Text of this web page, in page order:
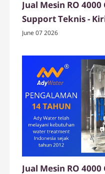
Jual Mesin RO
Support Teknis -
Tulungagung
June 07 2026
Jual Mesin RO